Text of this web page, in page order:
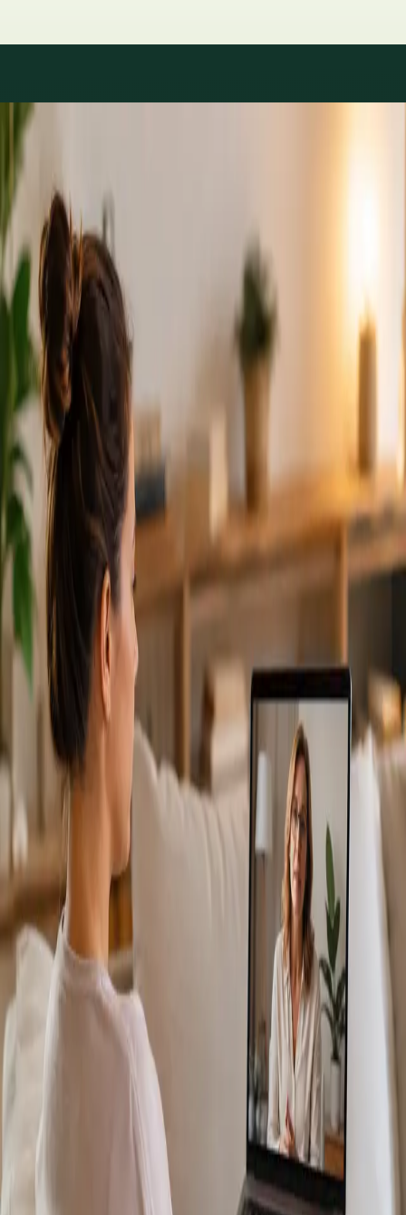
Áreas de especialidad
Consultas con especialistas
disponibles
Los perfiles se actualizan a medida que el equipo crece.
2
Specialist
Cardiología Especialista
From
€79
Duration
15 min
Más información: Cardiología Especialista
Reservar cita
Specialist
Consulta Diagnostico vascular
Duration
Consulta Diagnostico vascular
Reservar
cita
Specialist
Consulta Online Flebologia y Linfologia
From
€150
Duration
Consulta Online Flebologia y Linfologia
Reservar cita
Dermatología Especialista